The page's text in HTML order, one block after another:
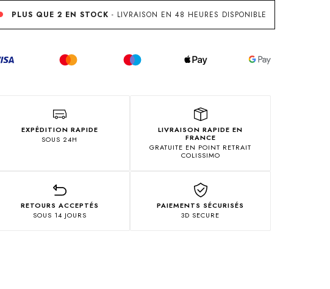
PLUS QUE 2 EN STOCK - LIVRAISON EN 48 HEURES DISPONIBLE
EXPÉDITION RAPIDE
SOUS 24H
LIVRAISON RAPIDE EN
FRANCE
GRATUITE EN POINT RETRAIT
COLISSIMO
RETOURS ACCEPTÉS
SOUS 14 JOURS
PAIEMENTS SÉCURISÉS
3D SECURE